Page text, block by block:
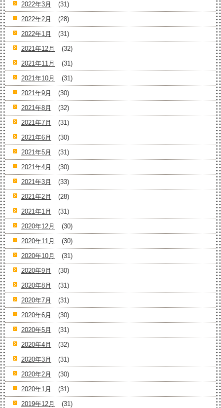
2022年3月
(31)
2022年2月
(28)
2022年1月
(31)
2021年12月
(32)
2021年11月
(31)
2021年10月
(31)
2021年9月
(30)
2021年8月
(32)
2021年7月
(31)
2021年6月
(30)
2021年5月
(31)
2021年4月
(30)
2021年3月
(33)
2021年2月
(28)
2021年1月
(31)
2020年12月
(30)
2020年11月
(30)
2020年10月
(31)
2020年9月
(30)
2020年8月
(31)
2020年7月
(31)
2020年6月
(30)
2020年5月
(31)
2020年4月
(32)
2020年3月
(31)
2020年2月
(30)
2020年1月
(31)
2019年12月
(31)